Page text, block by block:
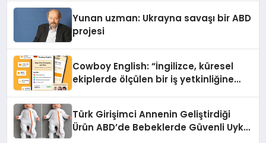
Yunan uzman: Ukrayna savaşı bir ABD
projesi
Cowboy English: “İngilizce, küresel
ekiplerde ölçülen bir iş yetkinliğine
Türk Girişimci Annenin Geliştirdiği
Ürün ABD’de Bebeklerde Güvenli Uyku